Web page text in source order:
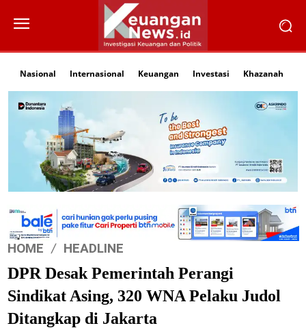
Nasional Internasional Keuangan Investasi Khazanah
HOME HEADLINE
DPR Desak Pemerintah Perangi
Sindikat Asing, 320 WNA Pelaku Judol
Ditangkap di Jakarta